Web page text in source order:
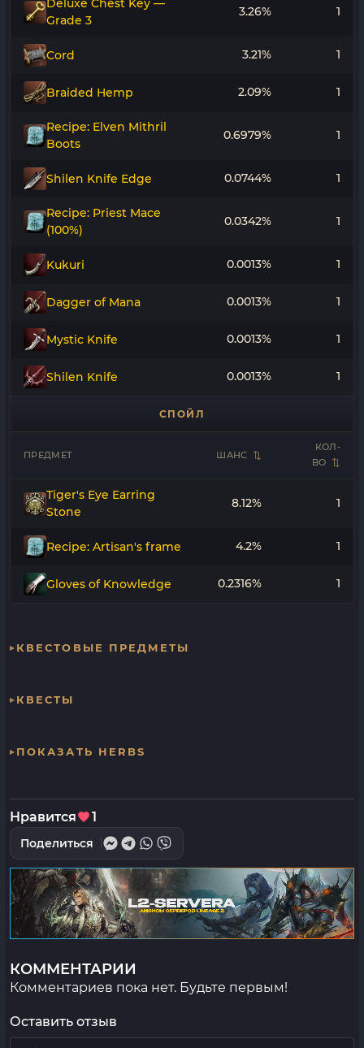
Deluxe Chest Key —
Grade 3
3.26% 1
Cord 3.21% 1
Braided Hemp 2.09% 1
Recipe: Elven Mithril
Boots
0.6979% 1
Shilen Knife Edge 0.0744% 1
Recipe: Priest Mace
(100%)
0.0342% 1
Kukuri 0.0013% 1
Dagger of Mana 0.0013% 1
Mystic Knife 0.0013% 1
Shilen Knife 0.0013% 1
СПОЙЛ
ПРЕДМЕТ ШАНС
КОЛ-
ВО
Tiger's Eye Earring
Stone
8.12% 1
Recipe: Artisan's frame 4.2% 1
Gloves of Knowledge 0.2316% 1
КВЕСТОВЫЕ ПРЕДМЕТЫ
КВЕСТЫ
ПОКАЗАТЬ HERBS
Нравится 1
Поделиться
КОММЕНТАРИИ
Комментариев пока нет. Будьте первым!
Оставить отзыв